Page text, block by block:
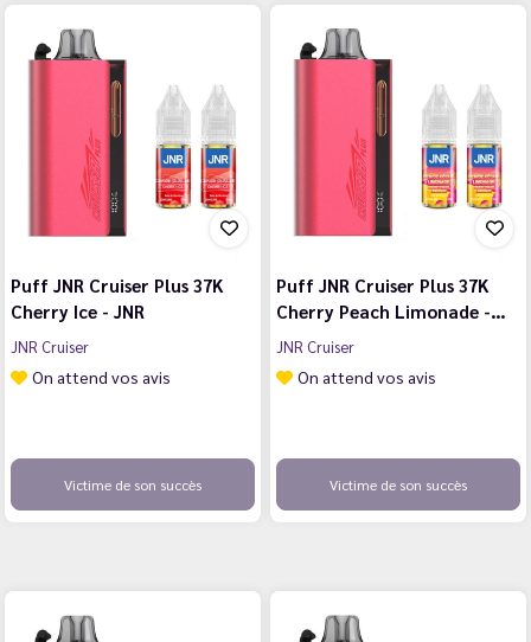
Puff JNR Cruiser Plus 37K
Cherry Ice - JNR
JNR Cruiser
On attend vos avis
Victime de son succès
Puff JNR Cruiser Plus 37K
Cherry Peach Limonade -…
JNR Cruiser
On attend vos avis
Victime de son succès